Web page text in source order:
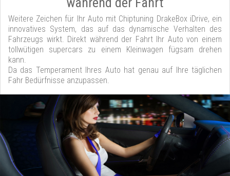
Weitere Zeichen für Ihr Auto mit Chiptuning DrakeBox iDrive, ein
innovatives System, das auf das dynamische Verhalten des
Fahrzeugs wirkt. Direkt während der Fahrt Ihr Auto von einem
tollwütigen supercars zu einem Kleinwagen fügsam drehen
kann.
Da das Temperament Ihres Auto hat genau auf Ihre täglichen
Fahr Bedürfnisse anzupassen.